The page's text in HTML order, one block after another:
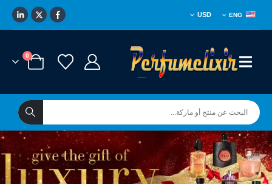
ENG
USD
0
****
*